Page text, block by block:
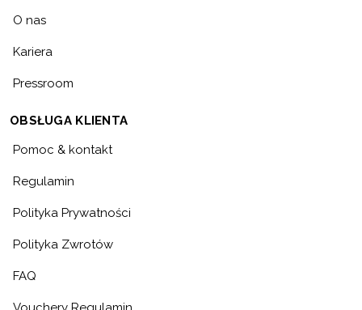
O nas
Kariera
Pressroom
OBSŁUGA KLIENTA
Pomoc & kontakt
Regulamin
Polityka Prywatności
Polityka Zwrotów
FAQ